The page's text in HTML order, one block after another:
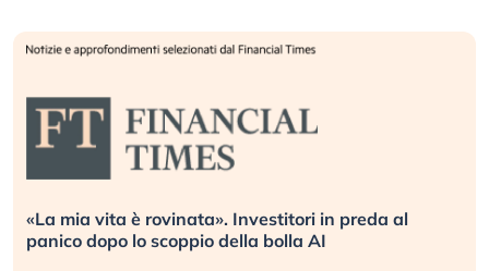
«La mia vita è rovinata». Investitori in preda al
panico dopo lo scoppio della bolla AI